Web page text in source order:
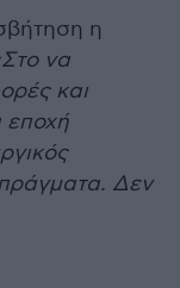
η
να
και
εποχή
Δεν